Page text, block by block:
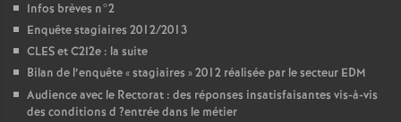
Infos brèves n°2
Enquête stagiaires 2012/2013
CLESet C2I2e : la suite
Bilan de l’enquête «stagiaires » 2012 réalisée par le secteur EDM
Audience avec le Rectorat : des réponses insatisfaisantes vis-à-vis
des conditions d ?entrée dans le métier